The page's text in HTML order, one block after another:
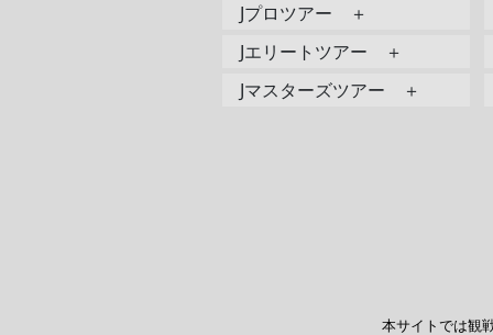
Jプロツアー ＋
Jエリートツアー ＋
Jマスターズツアー ＋
本サイトでは観